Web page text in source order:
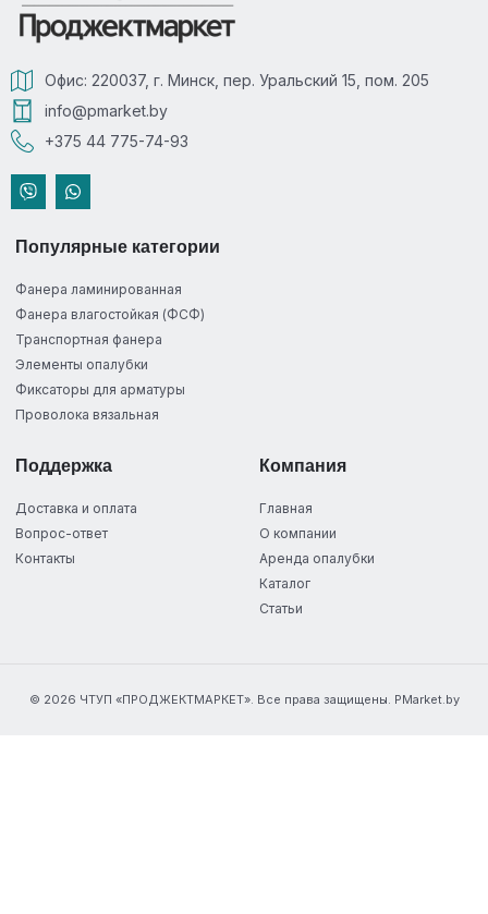
Офис: 220037, г. Минск, пер. Уральский 15, пом. 205
info@pmarket.by
+375 44 775-74-93
Популярные категории
Фанера ламинированная
Фанера влагостойкая (ФСФ)
Транспортная фанера
Элементы опалубки
Фиксаторы для арматуры
Проволока вязальная
Поддержка
Доставка и оплата
Вопрос-ответ
Контакты
Компания
Главная
О компании
Аренда опалубки
Каталог
Статьи
© 2026 ЧТУП «ПРОДЖЕКТМАРКЕТ». Все права защищены. PMarket.by